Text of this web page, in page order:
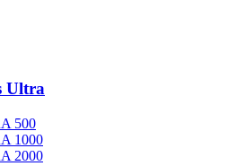
Ultra
500
1000
2000